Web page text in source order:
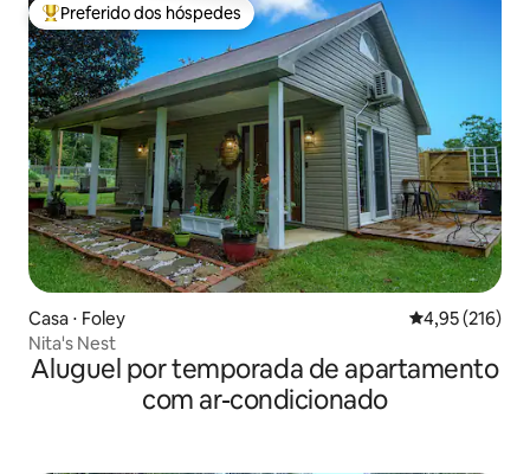
Entre os melhores preferidos dos hóspedes
Preferido dos hóspedes
Casa ⋅ Foley 4,95 de uma
4,95 (216)
Nita's Nest
Aluguel por temporada de apartamento
com ar-condicionado